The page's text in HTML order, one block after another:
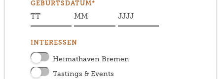
GEBURTSDATUM*
INTERESSEN
Heimathaven Bremen
Tastings & Events